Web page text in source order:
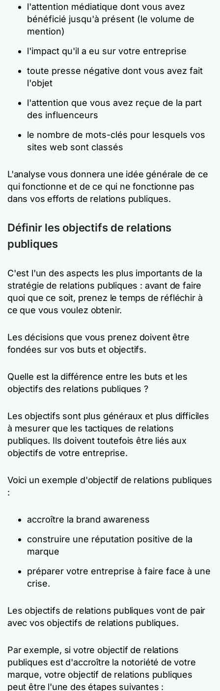
l'attention médiatique dont vous avez
bénéficié jusqu'à présent (le volume de
mention)
l'impact qu'il a eu sur votre entreprise
toute presse négative dont vous avez fait
l'objet
l'attention que vous avez reçue de la part
des influenceurs
le nombre de mots-clés pour lesquels vos
sites web sont classés
L'analyse vous donnera une idée générale de ce
qui fonctionne et de ce qui ne fonctionne pas
dans vos efforts de relations publiques.
Définir les objectifs de relations
publiques
C'est l'un des aspects les plus importants de la
stratégie de relations publiques : avant de faire
quoi que ce soit, prenez le temps de réfléchir à
ce que vous voulez obtenir.
Les décisions que vous prenez doivent être
fondées sur vos buts et objectifs.
Quelle est la différence entre les buts et les
objectifs des relations publiques ?
Les objectifs sont plus généraux et plus difficiles
à mesurer que les tactiques de relations
publiques. Ils doivent toutefois être liés aux
objectifs de votre entreprise.
Voici un exemple d'objectif de relations publiques
:
accroître la brand awareness
construire une réputation positive de la
marque
préparer votre entreprise à faire face à une
crise.
Les objectifs de relations publiques vont de pair
avec vos objectifs de relations publiques.
Par exemple, si votre objectif de relations
publiques est d'accroître la notoriété de votre
marque, votre objectif de relations publiques
peut être l'une des étapes suivantes :